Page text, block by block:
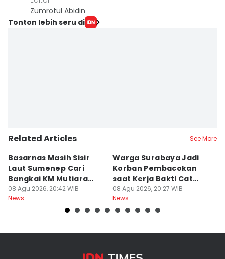
Zumrotul Abidin
Tonton lebih seru di
Related Articles See More
Basarnas Masih Sisir
Laut Sumenep Cari
Bangkai KM Mutiara
Sentosa II
08 Agu 2026, 20:42 WIB
News
Warga Surabaya Jadi
Korban Pembacokan
saat Kerja Bakti Cat
Gapura
08 Agu 2026, 20:27 WIB
News